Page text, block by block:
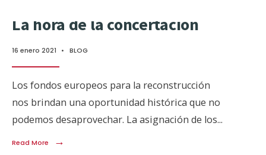
La hora de la concertación
16 enero 2021 • BLOG
Los fondos europeos para la reconstrucción
nos brindan una oportunidad histórica que no
podemos desaprovechar. La asignación de los...
Read More →